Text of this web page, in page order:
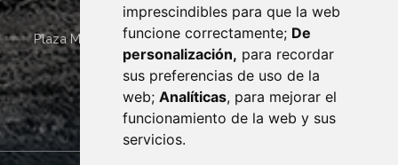
imprescindibles para que la web
funcione correctamente; De
personalización, para recordar
sus preferencias de uso de la
web; Analíticas, para mejorar el
funcionamiento de la web y sus
servicios.
Plaza Mayor 4 22400 MONZÓN - ARAGÓN (ESPAÑA)
· (34) 974 400 700 ·
sac@monzon.es
monzon.es